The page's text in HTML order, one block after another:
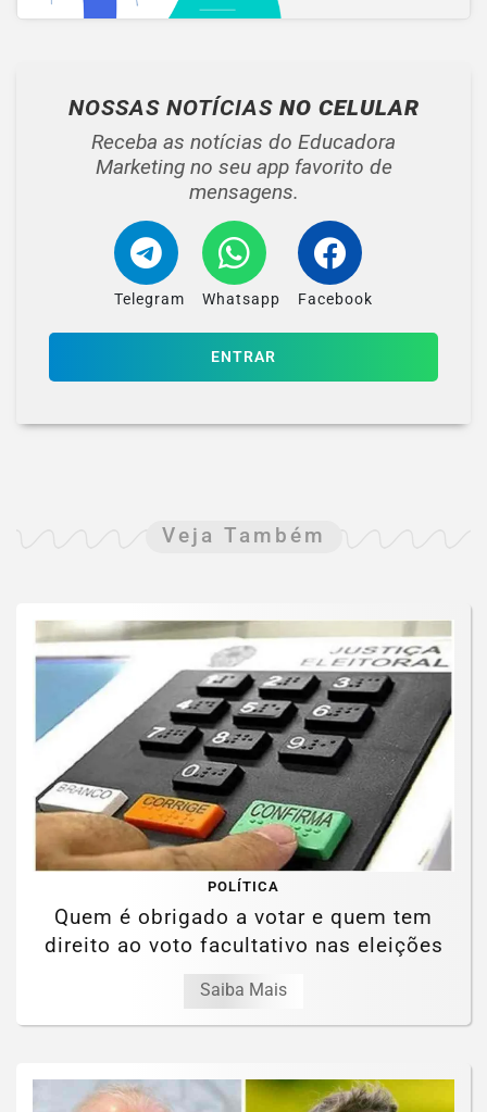
NOSSAS NOTÍCIAS NO CELULAR
Receba as notícias do Educadora
Marketing no seu app favorito de
mensagens.
Telegram Whatsapp Facebook
ENTRAR
Veja Também
POLÍTICA
Quem é obrigado a votar e quem tem
direito ao voto facultativo nas eleições
Saiba Mais